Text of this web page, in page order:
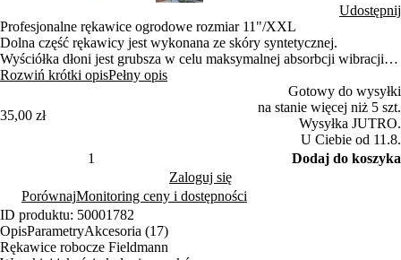
Udostępnij
Profesjonalne rękawice ogrodowe rozmiar 11"/XXL
Dolna część rękawicy jest wykonana ze skóry syntetycznej.
Wyściółka dłoni jest grubsza w celu maksymalnej absorbcji wibracji
maszyn silnikowych.
Górna część jest wykonana z elastycznego neoprenu, a palce są
pokryte skórą syntetyczną.
Rękawiczki można również przymocować za pomocą taśmy Velcro,
Rozwiń krótki opisPełny opis
35,00 zł
Gotowy do wysyłki
na stanie więcej niż 5 szt.
Wysyłka JUTRO.
U Ciebie od 11.8.
Dodaj do koszyka
Zaloguj się
PorównajMonitoring ceny i dostępności
ID produktu: 50001782
OpisParametryAkcesoria (17)
Rękawice robocze Fieldmann